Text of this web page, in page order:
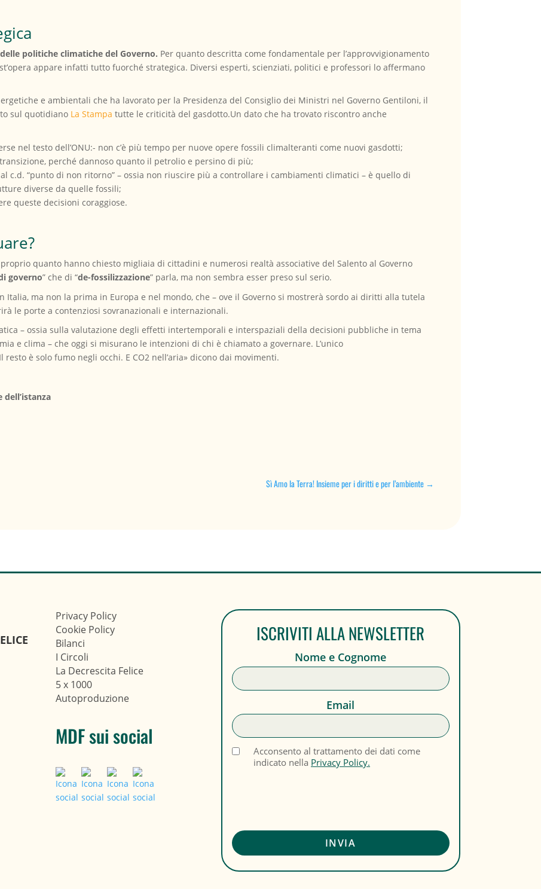
politiche climatiche del Governo. Per quanto descritta come fondamentale per l’approvvigionamento
appare infatti tutto fuorché strategica. Diversi esperti, scienziati, politici e professori lo affermano
e ambientali che ha lavorato per la Presidenza del Consiglio dei Ministri nel Governo Gentiloni, il
sul quotidiano La Stampa tutte le criticità del gasdotto.Un dato che ha trovato riscontro anche
nel testo dell’ONU:- non c’è più tempo per nuove opere fossili climalteranti come nuovi gasdotti;
perché dannoso quanto il petrolio e persino di più;
c.d. “punto di non ritorno” – ossia non riuscire più a controllare i cambiamenti climatici – è quello di
diverse da quelle fossili;
queste decisioni coraggiose.
quanto hanno chiesto migliaia di cittadini e numerosi realtà associative del Salento al Governo
governo” che di “de-fossilizzazione” parla, ma non sembra esser preso sul serio.
Italia, ma non la prima in Europa e nel mondo, che – ove il Governo si mostrerà sordo ai diritti alla tutela
le porte a contenziosi sovranazionali e internazionali.
– ossia sulla valutazione degli effetti intertemporali e interspaziali della decisioni pubbliche in tema
e clima – che oggi si misurano le intenzioni di chi è chiamato a governare. L’unico
resto è solo fumo negli occhi. E CO2 nell’aria» dicono dai movimenti.
Sì Amo la Terra! Insieme per i diritti e per l’ambiente→
Privacy Policy
Cookie Policy
Bilanci
I Circoli
La Decrescita Felice
5 x 1000
Autoproduzione
MDF sui social
ISCRIVITI ALLA NEWSLETTER
Nome e Cognome
Email
Acconsento al trattamento dei dati come
indicato nella Privacy Policy.